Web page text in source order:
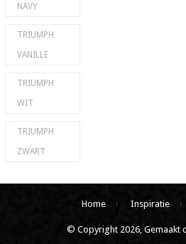
NAVY
TRIUMPH
VANILLE
TRIUMPH
WIT
TRIUMPH
ZWART
Home Inspiratie
© Copyright 2026, Gemaakt